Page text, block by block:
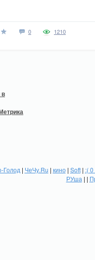
0 1210
Голод | ЧеЧу.Ru | кино| Soft| :(
РУша | |